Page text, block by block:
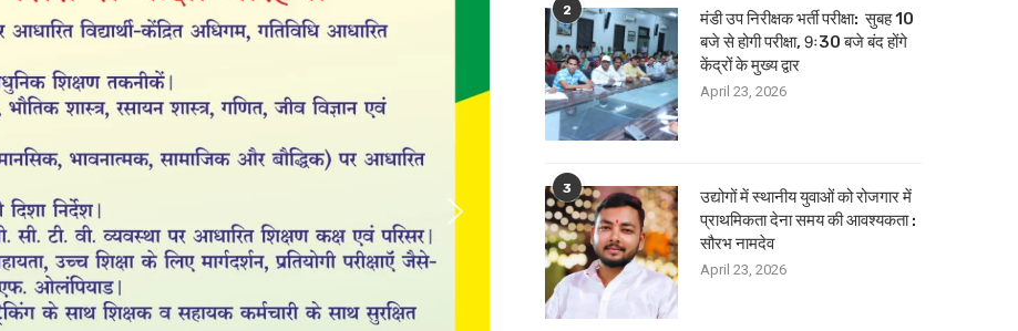
2
मंडी उप निरीक्षक भर्ती परीक्षा: सुबह 10
बजे से होगी परीक्षा, 9ः30 बजे बंद होंगे
केंद्रों के मुख्य द्वार
April 23, 2026
3
उद्योगों में स्थानीय युवाओं को रोजगार में
प्राथमिकता देना समय की आवश्यकता :
सौरभ नामदेव
April 23, 2026